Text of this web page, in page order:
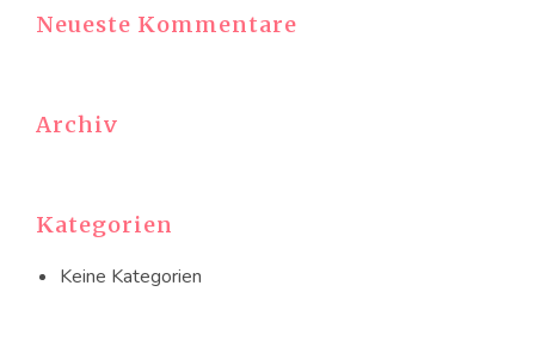
Neueste Kommentare
Archiv
Kategorien
Keine Kategorien